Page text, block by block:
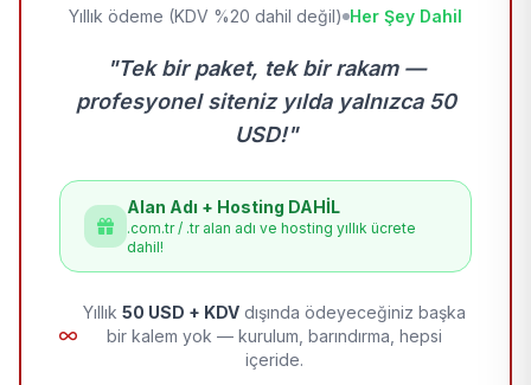
Yıllık ödeme (KDV %20 dahil değil) Her Şey Dahil
"Tek bir paket, tek bir rakam —
profesyonel siteniz yılda yalnızca 50
USD!"
Alan Adı + Hosting DAHİL
.com.tr / .tr alan adı ve hosting yıllık ücrete
dahil!
Yıllık 50 USD + KDV dışında ödeyeceğiniz başka
bir kalem yok — kurulum, barındırma, hepsi
içeride.